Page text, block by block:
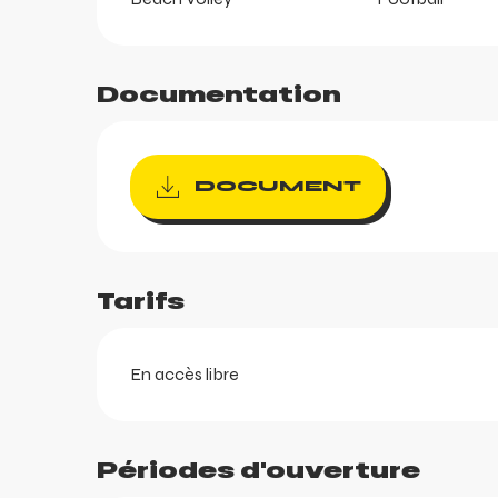
Documentation
DOCUMENT
Tarifs
En accès libre
Périodes d'ouverture